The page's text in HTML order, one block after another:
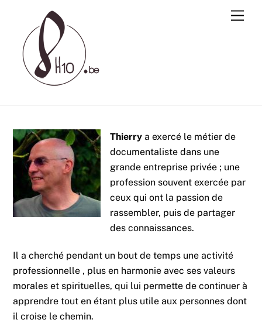
content
Thierry a exercé le métier de
documentaliste dans une
grande entreprise privée ; une
profession souvent exercée par
ceux qui ont la passion de
rassembler, puis de partager
des connaissances.
Il a cherché pendant un bout de temps une activité
professionnelle , plus en harmonie avec ses valeurs
morales et spirituelles, qui lui permette de continuer à
apprendre tout en étant plus utile aux personnes dont
il croise le chemin.